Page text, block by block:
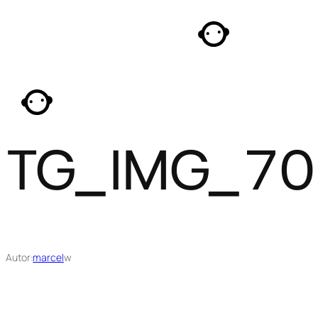
treści
Autor:marcelw